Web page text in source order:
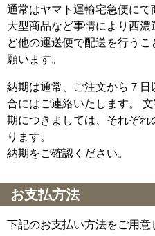
通常はヤマト運輸宅急便にて
大型商品など事情により西
ど他の運送便で配送を行う
願います。
納期は通常、ご注文から７
合にはご連絡いたします。
期につきましては、それぞ
ります。
納期をご確認ください。
お支払方法
下記のお支払い方法をご用意